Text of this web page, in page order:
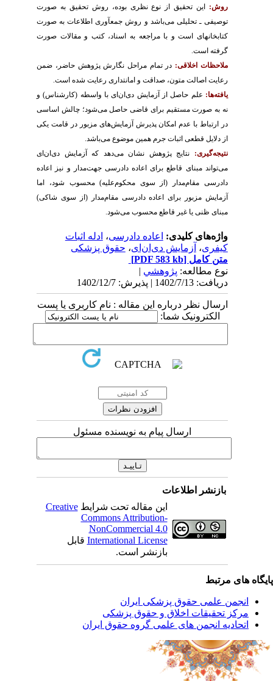
روش: این تحقیق از نوع نظری بوده، ‌روش تحقیق به صورت
توصیفی ـ تحلیلی می‌باشد و روش جمع‏آوری اطلاعات به صورت
کتابخانه‏ای است و با مراجعه به اسناد، کتب و مقالات صورت
گرفته است.
ملاحظات اخلاقی: در تمام مراحل نگارش پژوهش حاضر، ضمن
رعایت اصالت متون، صداقت و امانتداری رعایت شده است.
یافته‌ها: علم حاصل از آزمایش دی‌ان‌ای با واسطه (کارشناس) و
نه به صورت مستقیم برای قاضی حاصل می‌شود؛ چالش اساسی
در ارتباط با عدم امکان پذیرش آزمایش‌های مزبور در قامت یکی
از دلایل قطعی اثبات جرم همین موضوع می‌باشد.
نتیجه‌گیری: نتایج پژوهش نشان می‌دهد که آزمایش دی‌ان‌ای
می‌تواند مبنای قاطع برای اعاده دادرسی جهت‌مدار و نیز اعاده
دادرسی مقام‌مدار (از سوی محکوم‌علیه) محسوب شود، اما
آزمایش مزبور برای اعاده دادرسی مقام‌مدار (از سوی شاکی)
مبنای ظنی یا غیر قاطع محسوب می‌شود.
واژه‌های کلیدی:اعاده دادرسی،ادله اثبات
کیفری،آزمایش دی‌ان‌ای،حقوق پزشکی
متن کامل[PDF 583 kb]
نوع مطالعه:پژوهشي|
دریافت: 1402/7/13 | پذیرش: 1402/12/7
ارسال نظر درباره این مقاله : نام کاربری یا پست
الکترونیک شما:
ارسال پیام به نویسنده مسئول
بازنشر اطلاعات
این مقاله تحت شرایطCreative
Commons Attribution-
NonCommercial 4.0
International Licenseقابل
بازنشر است.
های مرتبط
انجمن علمی حقوق پزشکی ایران
مرکز تحقیقات اخلاق و حقوق پزشکی
اتحادیه انجمن های علمی گروه حقوق ایران